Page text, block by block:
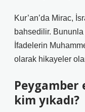
Kur’an’da Mirac,
bahsedilir.
İfadelerin
olarak hikayeler
kim yıkadı?